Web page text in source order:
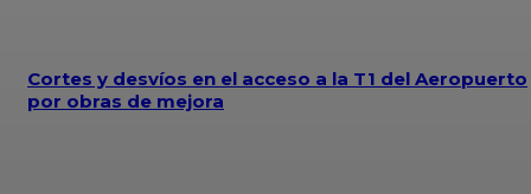
Cortes y desvíos en el acceso a la T1 del Aeropuerto
por obras de mejora